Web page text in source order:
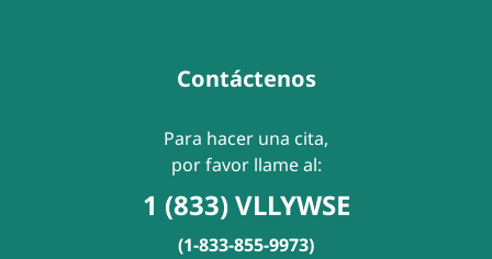
Contáctenos
Para hacer una cita,
por favor llame al:
1 (833) VLLYWSE
(1-833-855-9973)